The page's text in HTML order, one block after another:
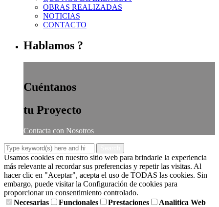
OBRAS REALIZADAS
NOTICIAS
CONTACTO
Hablamos ?
Cuéntanos
tu Proyecto
Contacta con Nosotros
Usamos cookies en nuestro sitio web para brindarle la experiencia
más relevante al recordar sus preferencias y repetir las visitas. Al
hacer clic en "Aceptar", acepta el uso de TODAS las cookies. Sin
embargo, puede visitar la Configuración de cookies para
proporcionar un consentimiento controlado.
Necesarias
Funcionales Prestaciones
Analitica Web